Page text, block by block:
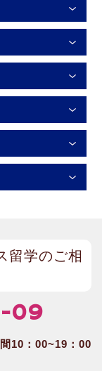
留学のご相
09
10：00~19：00